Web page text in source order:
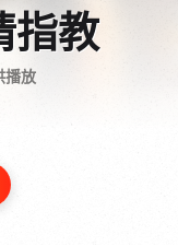
指教
播放